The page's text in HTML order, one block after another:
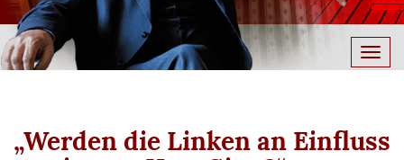
„Werden die Linken an Einfluss